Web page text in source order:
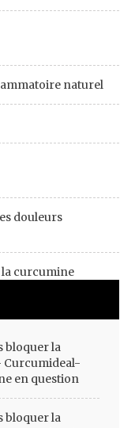
naturel
douleurs
curcumine
bloquer la
Curcumideal-
en question
bloquer la